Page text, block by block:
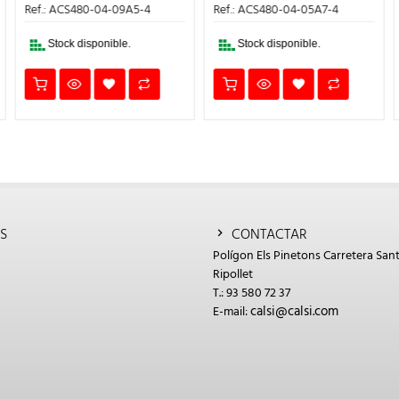
ERA:
Ref.: ACS480-04-09A5-4
Stock disponible.
ERA:
Ref.: ACS480-04-05A7-4
Stock disponible.
CONTACTAR
Polígon Els Pinetons Carretera
Ripollet
T.: 93 580 72 37
E-mail:calsi@calsi.com